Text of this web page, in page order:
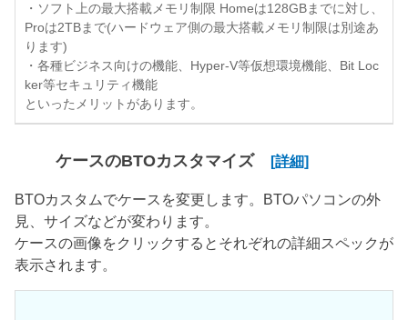
・ソフト上の最大搭載メモリ制限 Homeは128GBまでに対し、
Proは2TBまで(ハードウェア側の最大搭載メモリ制限は別途あ
ります)
・各種ビジネス向けの機能、Hyper-V等仮想環境機能、Bit Loc
ker等セキュリティ機能
といったメリットがあります。
ケースのBTOカスタマイズ [詳細]
BTOカスタムでケースを変更します。BTOパソコンの外
見、サイズなどが変わります。
ケースの画像をクリックするとそれぞれの詳細スペックが
表示されます。